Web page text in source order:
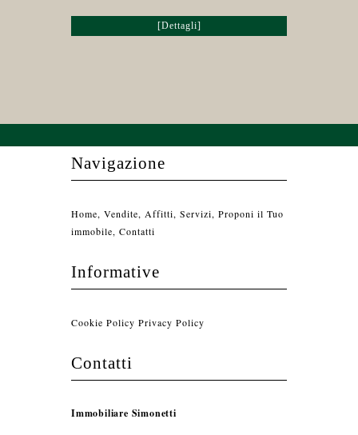
[Dettagli]
Navigazione
Home, Vendite, Affitti, Servizi, Proponi il Tuo
immobile, Contatti
Informative
Cookie Policy Privacy Policy
Contatti
Immobiliare Simonetti